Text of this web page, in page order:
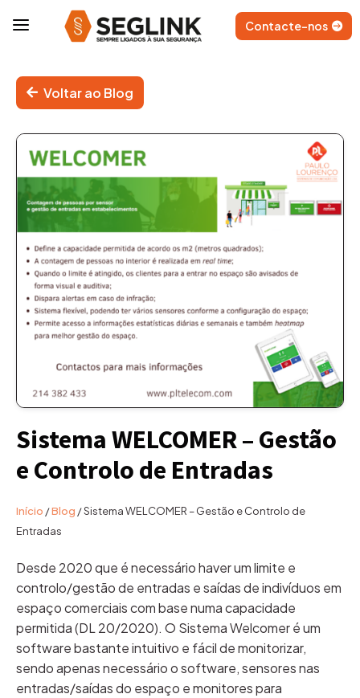
a Contacte-nos
Voltar ao Blog
Sistema WELCOMER – Gestão
e Controlo de Entradas
Início /Blog /Sistema WELCOMER – Gestão e Controlo de
Entradas
Desde 2020 que é necessário haver um limite e
controlo/gestão de entradas e saídas de indivíduos em
espaço comerciais com base numa capacidade
permitida (DL 20/2020). O Sistema Welcomer é um
software bastante intuitivo e fácil de monitorizar,
sendo apenas necessário o software, sensores nas
entradas/saídas do espaço e monitores para